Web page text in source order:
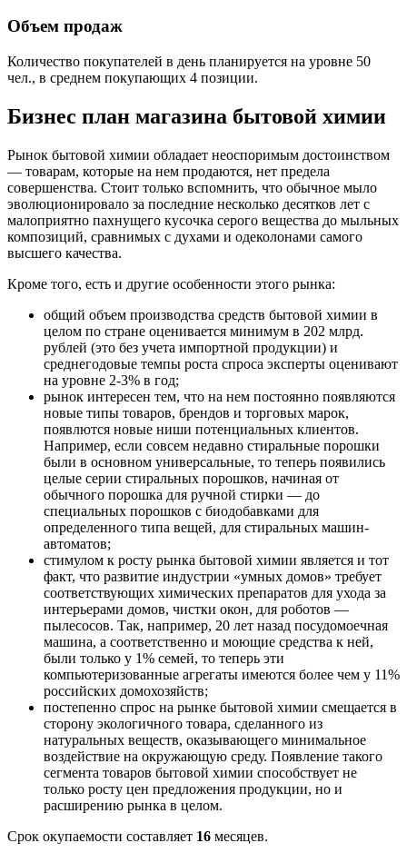
Объем продаж
Количество покупателей в день планируется на уровне 50
чел., в среднем покупающих 4 позиции.
Бизнес план магазина бытовой химии
Рынок бытовой химии обладает неоспоримым достоинством
— товарам, которые на нем продаются, нет предела
совершенства. Стоит только вспомнить, что обычное мыло
эволюционировало за последние несколько десятков лет с
малоприятно пахнущего кусочка серого вещества до мыльных
композиций, сравнимых с духами и одеколонами самого
высшего качества.
Кроме того, есть и другие особенности этого рынка:
общий объем производства средств бытовой химии в
целом по стране оценивается минимум в 202 млрд.
рублей (это без учета импортной продукции) и
среднегодовые темпы роста спроса эксперты оценивают
на уровне 2-3% в год;
рынок интересен тем, что на нем постоянно появляются
новые типы товаров, брендов и торговых марок,
появлются новые ниши потенциальных клиентов.
Например, если совсем недавно стиральные порошки
были в основном универсальные, то теперь появились
целые серии стиральных порошков, начиная от
обычного порошка для ручной стирки — до
специальных порошков с биодобавками для
определенного типа вещей, для стиральных машин-
автоматов;
стимулом к росту рынка бытовой химии является и тот
факт, что развитие индустрии «умных домов» требует
соответствующих химических препаратов для ухода за
интерьерами домов, чистки окон, для роботов —
пылесосов. Так, например, 20 лет назад посудомоечная
машина, а соответственно и моющие средства к ней,
были только у 1% семей, то теперь эти
компьютеризованные агрегаты имеются более чем у 11%
российских домохозяйств;
постепенно спрос на рынке бытовой химии смещается в
сторону экологичного товара, сделанного из
натуральных веществ, оказывающего минимальное
воздействие на окружающую среду. Появление такого
сегмента товаров бытовой химии способствует не
только росту цен предложения продукции, но и
расширению рынка в целом.
Срок окупаемости составляет 16 месяцев.